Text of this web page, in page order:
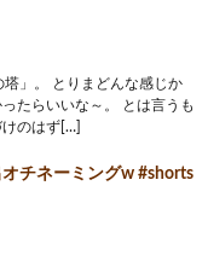
」。 とりまどんな感じか
たらいいな～。 とは言うも
のはず[…]
チネーミングw #shorts